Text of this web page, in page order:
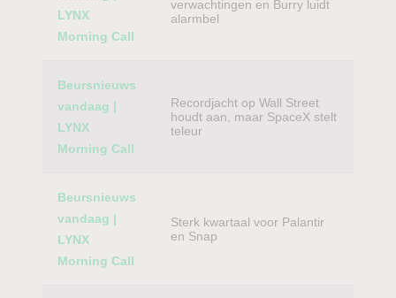
LYNX
Morning Call
verwachtingen en Burry luidt
alarmbel
Beursnieuws
vandaag |
LYNX
Morning Call
Recordjacht op Wall Street
houdt aan, maar SpaceX stelt
teleur
Beursnieuws
vandaag |
LYNX
Morning Call
Sterk kwartaal voor Palantir
en Snap